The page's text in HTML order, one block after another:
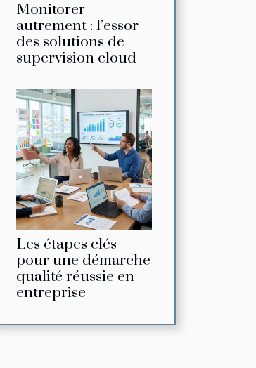
Monitorer
autrement : l’essor
des solutions de
supervision cloud
Les étapes clés
pour une démarche
qualité réussie en
entreprise